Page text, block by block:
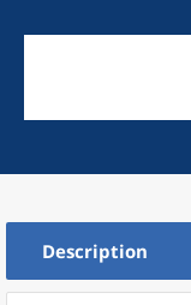
Description